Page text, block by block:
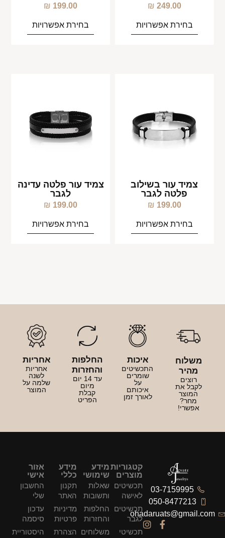
249.00
₪
בחירת אפשרויות
199.00
₪
בחירת אפשרויות
צמיד עור בשילוב
פלטה לגבר
199.00
₪
בחירת אפשרויות
צמיד עור פלטה עדינה
לגבר
199.00
₪
בחירת אפשרויות
משלוח
מהיר
רוצים
לקבל את
המוצר
מחר?
אפשרי!
איכות
התכשיטים
שומרים
על
איכותם
לאורך זמן
החלפות
והחזרות
עד 14 יום
מיום
קבלת
הפריט
אחריות
אחריות
לשנה
שלמה על
המוצר
03-7159995
050-8477213
ohadaruats@gmail.com
קטגוריות
מוצרים
תכשיטים
לאישה
תכשיטים
לגבר
תכשיטי
מידע
שימושי
שאלות
ותשובות
החלפות
והחזרות
משלוחים
מידע
כללי
תקנון
האתר
מדיניות
פרטיות
הצהרת
אזור
אישי
החשבון
שלי
עדכון
סיסמה
היסטוריית